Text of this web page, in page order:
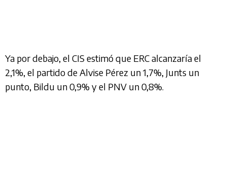
Ya por debajo, el CIS estimó que ERC alcanzaría el
2,1%, el partido de Alvise Pérez un 1,7%, Junts un
punto, Bildu un 0,9% y el PNV un 0,8%.